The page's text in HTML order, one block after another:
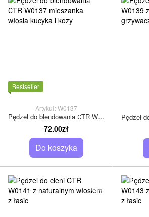
Bestseller
Artykuł: W0137
Pędzel do blendowania СTR W0137 mieszanka włosia kucyka i kozy
72.00zł
Do koszyka